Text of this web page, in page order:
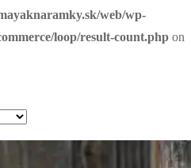
web/wp-
loop/result-count.php on